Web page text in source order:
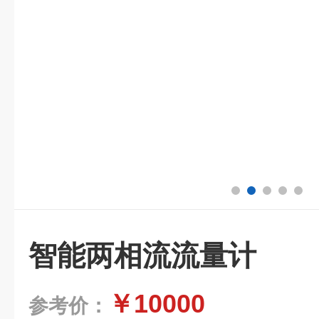
智能两相流流量计
参考价： ￥10000